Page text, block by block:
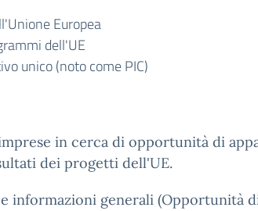
Europea
dell'UE
unico (noto come PIC)
in cerca di opportunità di
dei progetti dell'UE.
informazioni generali (Opportunità